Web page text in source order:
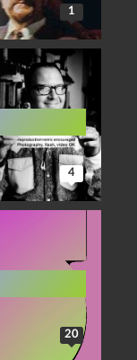
1
4
20